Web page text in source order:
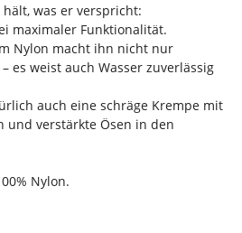
was er verspricht:
maximaler Funktionalität.
Nylon macht ihn nicht nur
es weist auch Wasser zuverlässig
auch eine schräge Krempe mit
und verstärkte Ösen in den
Nylon.